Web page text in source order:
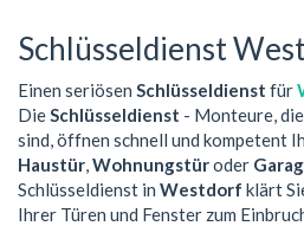
Schlüsseldienst
Einen seriösen Schlüsseldienst für
DieSchlüsseldienst - Monteure,
sind, öffnen schnell und kompetent
Haustür,Wohnungstüroder
Schlüsseldienst in Westdorf klärt
Ihrer Türen und Fenster zum